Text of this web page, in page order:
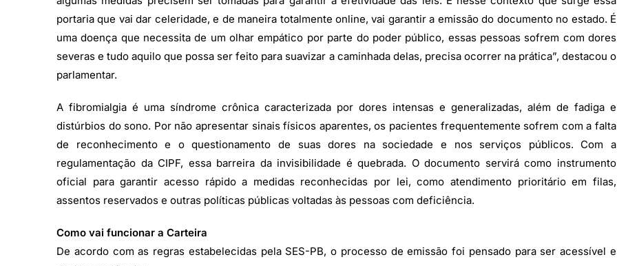
portaria que vai dar celeridade, e de maneira totalmente online, vai garantir a emissão do documento no estado. É
uma doença que necessita de um olhar empático por parte do poder público, essas pessoas sofrem com dores
severas e tudo aquilo que possa ser feito para suavizar a caminhada delas, precisa ocorrer na prática”, destacou o
parlamentar.
A fibromialgia é uma síndrome crônica caracterizada por dores intensas e generalizadas, além de fadiga e
distúrbios do sono. Por não apresentar sinais físicos aparentes, os pacientes frequentemente sofrem com a falta
de reconhecimento e o questionamento de suas dores na sociedade e nos serviços públicos. Com a
regulamentação da CIPF, essa barreira da invisibilidade é quebrada. O documento servirá como instrumento
oficial para garantir acesso rápido a medidas reconhecidas por lei, como atendimento prioritário em filas,
assentos reservados e outras políticas públicas voltadas às pessoas com deficiência.
Como vai funcionar a Carteira
De acordo com as regras estabelecidas pela SES-PB, o processo de emissão foi pensado para ser acessível e